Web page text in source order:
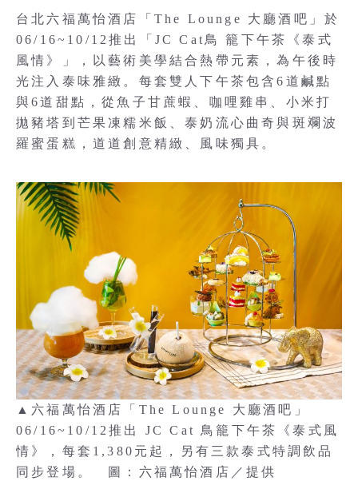
台北六福萬怡酒店「The Lounge 大廳酒吧」於
06/16~10/12推出「JC Cat鳥 籠下午茶《泰式
風情》」，以藝術美學結合熱帶元素，為午後時
光注入泰味雅緻。每套雙人下午茶包含6道鹹點
與6道甜點，從魚子甘蔗蝦、咖哩雞串、小米打
拋豬塔到芒果凍糯米飯、泰奶流心曲奇與斑斕波
羅蜜蛋糕，道道創意精緻、風味獨具。
▲六福萬怡酒店「The Lounge 大廳酒吧」
06/16~10/12推出 JC Cat 鳥籠下午茶《泰式風
情》，每套1,380元起，另有三款泰式特調飲品
同步登場。 圖：六福萬怡酒店／提供